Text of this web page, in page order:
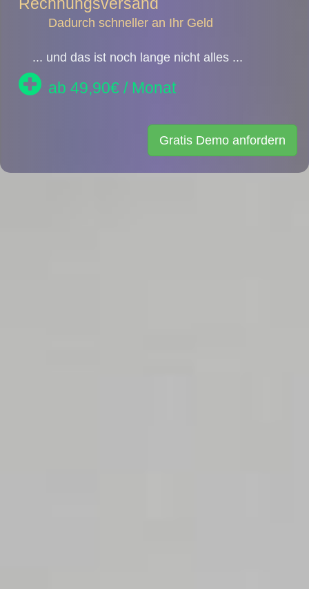
Dadurch schneller an Ihr Geld
... und das ist noch lange nicht alles ...
ab 49,90€ / Monat
Gratis Demo anfordern